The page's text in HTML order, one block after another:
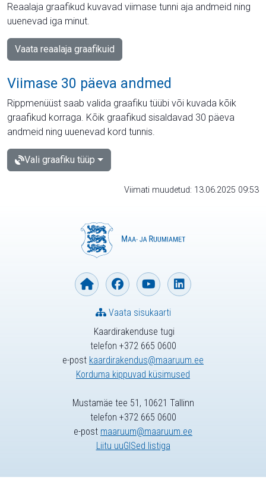
Reaalaja graafikud kuvavad viimase tunni aja andmeid ning
uuenevad iga minut.
Vaata reaalaja graafikuid
Viimase 30 päeva andmed
Rippmenüüst saab valida graafiku tüübi või kuvada kõik
graafikud korraga. Kõik graafikud sisaldavad 30 päeva
andmeid ning uuenevad kord tunnis.
Vali graafiku tüüp
Viimati muudetud: 13.06.2025 09:53
Kaardirakenduse tugi
telefon +372 665 0600
e-post kaardirakendus@maaruum.ee
Korduma kippuvad küsimused
Vaata sisukaarti
Mustamäe tee 51, 10621 Tallinn
telefon +372 665 0600
e-post maaruum@maaruum.ee
Liitu uuGISed listiga